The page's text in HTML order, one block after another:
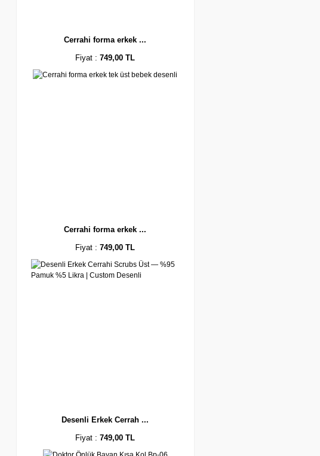
Cerrahi forma erkek ...
Fiyat :749,00 TL
Cerrahi forma erkek ...
Fiyat :749,00 TL
Desenli Erkek Cerrah ...
Fiyat :749,00 TL